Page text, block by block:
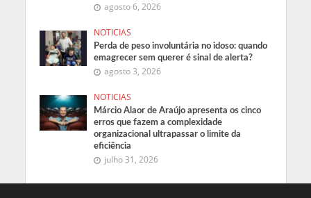
agosto 6, 2026
NOTICIAS
Perda de peso involuntária no idoso: quando
emagrecer sem querer é sinal de alerta?
agosto 3, 2026
NOTICIAS
Márcio Alaor de Araújo apresenta os cinco
erros que fazem a complexidade
organizacional ultrapassar o limite da
eficiência
julho 31, 2026